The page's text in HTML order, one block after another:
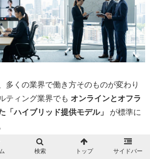
多くの業界で働き方そのものが変わり
ティング業界でも オンラインとオフラ
「ハイブリッド提供モデル」
が標準に
トで仕事をするだけでなく、状況に応
援とオンラインでの効率的支援を組み
検索 トップ サイドバー